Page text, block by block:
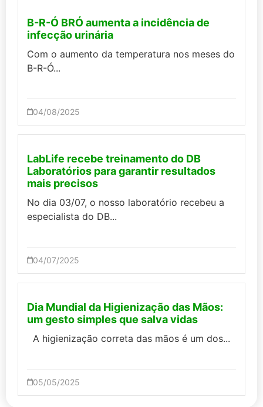
B-R-Ó BRÓ aumenta a incidência de
infecção urinária
Com o aumento da temperatura nos meses do
B-R-Ó...
04/08/2025
LabLife recebe treinamento do DB
Laboratórios para garantir resultados
mais precisos
No dia 03/07, o nosso laboratório recebeu a
especialista do DB...
04/07/2025
Dia Mundial da Higienização das Mãos:
um gesto simples que salva vidas
A higienização correta das mãos é um dos...
05/05/2025